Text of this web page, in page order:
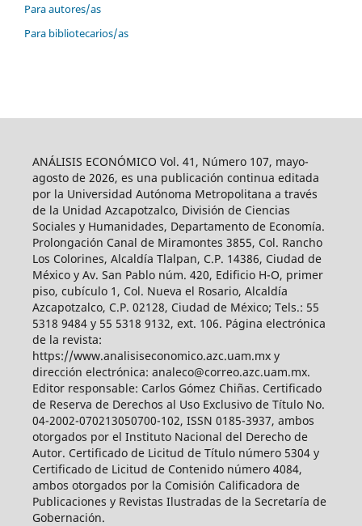
Para autores/as
Para bibliotecarios/as
ANÁLISIS ECONÓMICO Vol. 41, Número 107, mayo-
agosto de 2026, es una publicación continua editada
por la Universidad Autónoma Metropolitana a través
de la Unidad Azcapotzalco, División de Ciencias
Sociales y Humanidades, Departamento de Economía.
Prolongación Canal de Miramontes 3855, Col. Rancho
Los Colorines, Alcaldía Tlalpan, C.P. 14386, Ciudad de
México y Av. San Pablo núm. 420, Edificio H-O, primer
piso, cubículo 1, Col. Nueva el Rosario, Alcaldía
Azcapotzalco, C.P. 02128, Ciudad de México; Tels.: 55
5318 9484 y 55 5318 9132, ext. 106. Página electrónica
de la revista:
https://www.analisiseconomico.azc.uam.mx y
dirección electrónica: analeco@correo.azc.uam.mx.
Editor responsable: Carlos Gómez Chiñas. Certificado
de Reserva de Derechos al Uso Exclusivo de Título No.
04-2002-070213050700-102, ISSN 0185-3937, ambos
otorgados por el Instituto Nacional del Derecho de
Autor. Certificado de Licitud de Título número 5304 y
Certificado de Licitud de Contenido número 4084,
ambos otorgados por la Comisión Calificadora de
Publicaciones y Revistas Ilustradas de la Secretaría de
Gobernación.